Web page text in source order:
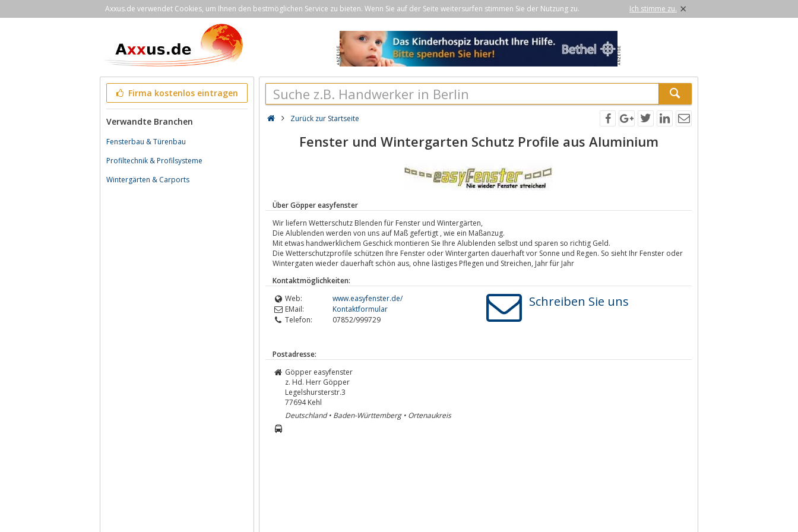
Axxus.de verwendet Cookies, um Ihnen den bestmöglichen Service zu bieten. Wenn Sie auf der Seite weitersurfen stimmen Sie der Nutzung zu. Ich stimme zu. ×
Firma kostenlos eintragen
Verwandte Branchen
Fensterbau & Türenbau
Profiltechnik & Profilsysteme
Wintergärten & Carports
Zurück zur Startseite
Fenster und Wintergarten Schutz Profile aus Aluminium
Über Göpper easyfenster
Wir liefern Wetterschutz Blenden für Fenster und Wintergärten,
Die Alublenden werden von uns auf Maß gefertigt , wie ein Maßanzug.
Mit etwas handwerklichem Geschick montieren Sie Ihre Alublenden selbst und sparen so richtig Geld.
Die Wetterschutzprofile schützen Ihre Fenster oder Wintergarten dauerhaft vor Sonne und Regen. So sieht Ihr Fenster oder
Wintergaten wieder dauerhaft schön aus, ohne lästiges Pflegen und Streichen, Jahr für Jahr
Kontaktmöglichkeiten:
Web:
www.easyfenster.de/
EMail:
Kontaktformular
Telefon:
07852/999729
Schreiben Sie uns
Postadresse:
Göpper easyfenster
z. Hd. Herr Göpper
Legelshursterstr.3
77694 Kehl
Deutschland • Baden-Württemberg • Ortenaukreis